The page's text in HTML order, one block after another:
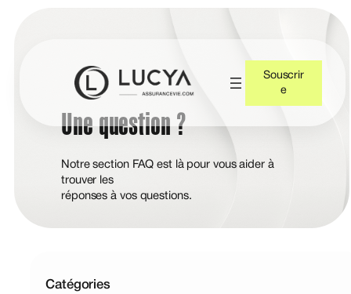
Souscrir
e
Une question ?
Notre section FAQ est là pour vous aider à
trouver les
réponses à vos questions.
Catégories